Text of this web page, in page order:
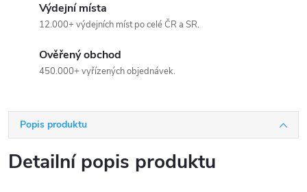
Výdejní místa
12.000+ výdejních míst po celé ČR a SR.
Ověřený obchod
450.000+ vyřízených objednávek.
Popis produktu
Detailní popis produktu